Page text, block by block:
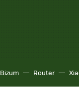
Bizum Router